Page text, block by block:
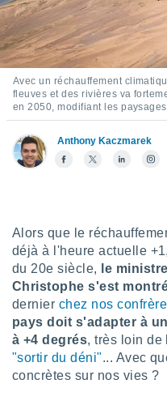
nous
de
à vous
des
sur
vous
de
qu'ils
ou
de
Avec un réchauffement
fleuves et des rivières va
en 2050, modifiant les
Anthony Kaczmarek
Alors que le
déjà à l'heure actuelle
du 20e siècle,
le
Christophe s'est
dernier chez nos
pays doit s'adapter à
à +4 degrés, très loin de
"sortir du déni"... Avec
concrètes sur nos vies ?